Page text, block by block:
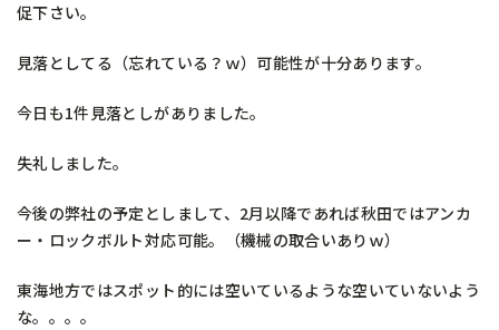
促下さい。
見落としてる（忘れている？ｗ）可能性が十分あります。
今日も1件見落としがありました。
失礼しました。
今後の弊社の予定としまして、2月以降であれば秋田ではアンカ
ー・ロックボルト対応可能。（機械の取合いありｗ）
東海地方ではスポット的には空いているような空いていないよう
な。。。。